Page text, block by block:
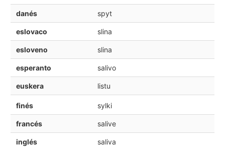
danés spyt
eslovaco slina
esloveno slina
esperanto salivo
euskera listu
finés sylki
francés salive
inglés saliva